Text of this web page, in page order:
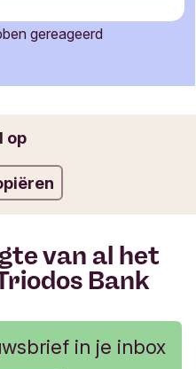
gereageerd
op
email
van al het
Bank
in je inbox